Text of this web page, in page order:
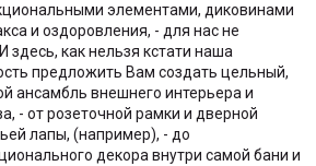
элементами, диковинами
и оздоровления, - для нас не
здесь, как нельзя кстати наша
предложить Вам создать цельный,
ансамбль внешнего интерьера и
- от розеточной рамки и дверной
лапы, (например), - до
декора внутри самой бани и